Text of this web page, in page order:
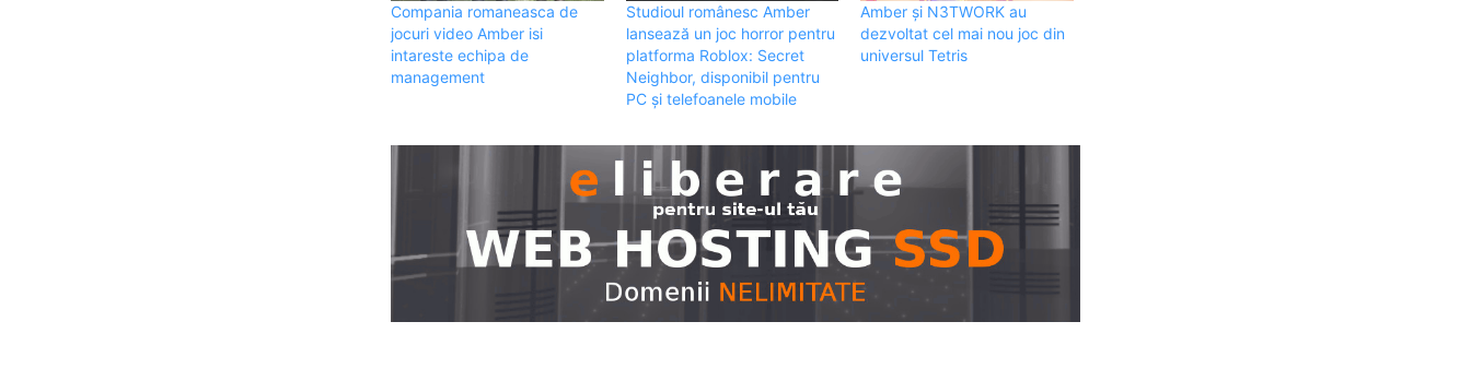
Compania romaneasca de
jocuri video Amber isi
intareste echipa de
management
Studioul românesc Amber
lansează un joc horror pentru
platforma Roblox: Secret
Neighbor, disponibil pentru
PC și telefoanele mobile
Amber și N3TWORK au
dezvoltat cel mai nou joc din
universul Tetris